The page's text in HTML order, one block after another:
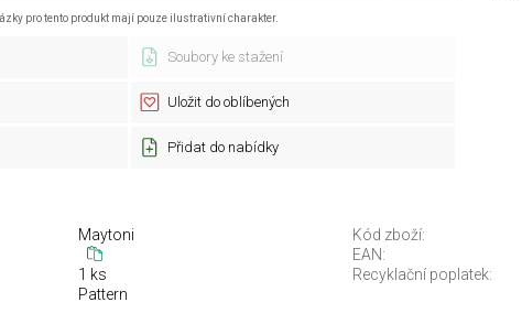
pro tento produkt mají pouze ilustrativní charakter.
Soubory ke stažení
Uložit do oblíbených
Přidat do nabídky
Maytoni Kód zboží:
EAN:
1 ks Recyklační poplatek:
Pattern